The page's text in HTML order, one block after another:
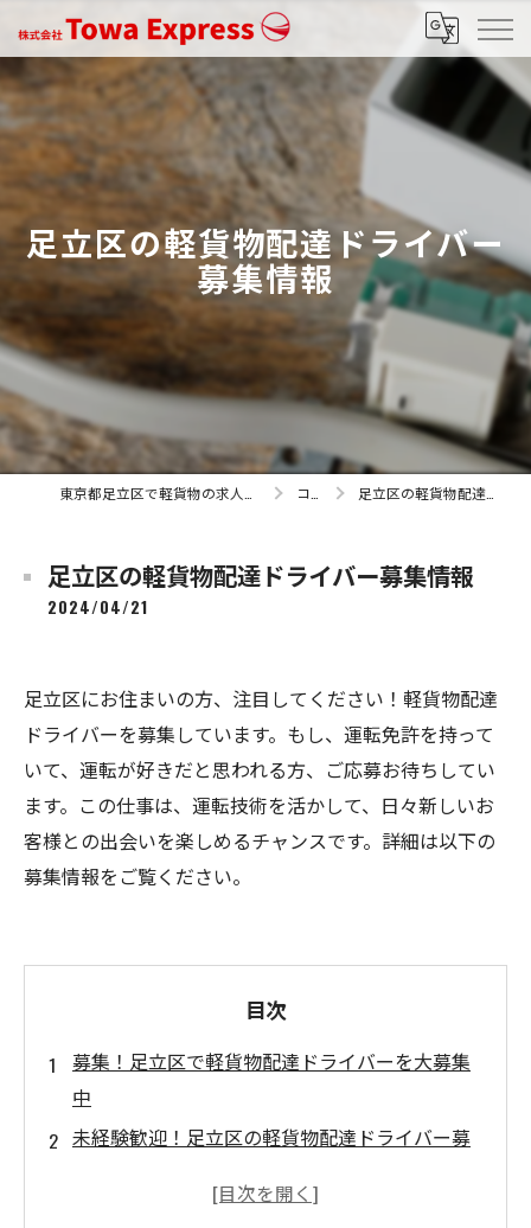
足立区の軽貨物配達ドライバー
募集情報
コラム 足立区の軽貨物配達ドライバー募集情報
足立区の軽貨物配達ドライバー募集情報
2024/04/21
足立区にお住まいの方、注目してください！軽貨物配達
ドライバーを募集しています。もし、運転免許を持って
いて、運転が好きだと思われる方、ご応募お待ちしてい
ます。この仕事は、運転技術を活かして、日々新しいお
客様との出会いを楽しめるチャンスです。詳細は以下の
募集情報をご覧ください。
目次
募集！足立区で軽貨物配達ドライバーを大募集
中
未経験歓迎！足立区の軽貨物配達ドライバー募
高収入＆好条件！足立区の軽貨物配達ドライバ